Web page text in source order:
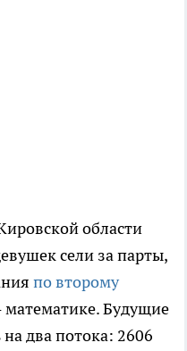
области
сели за парты,
по второму
Будущие
два потока: 2606